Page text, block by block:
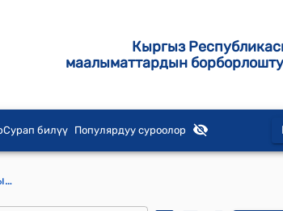
Кыргыз
маалыматтардын
Сурап билүү Популярдуу суроолор
Кыргыз Республикасынын "Менин үйүм 2021-2026" Турак Жай Программасы (Кыргыз Республикасынын Министрлер Кабинетинин 2021-жылдын 13-июлундагы № 75 токтому менен бекитилген)